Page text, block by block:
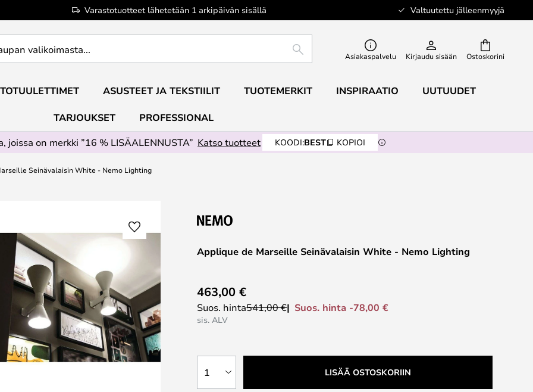
Varastotuotteet lähetetään 1 arkipäivän sisällä Valtuutettu jälleenmyyjä
Ostoskorini
ETSI Asiakaspalvelu Kirjaudu sisään
ASUSTEET JA TEKSTIILIT TUOTEMERKIT INSPIRAATIO UUTUUDET
TARJOUKSET
PROFESSIONAL
joissa on merkki ”16 % LISÄALENNUSTA” Katso tuotteet KOODI:BEST KOPIOI
Seinävalaisin White - Nemo Lighting
Applique de Marseille Seinävalaisin White - Nemo Lighting
463,00 €
Suos. hinta541,00 € Suos. hinta -78,00 €
sis. ALV
1 LISÄÄ OSTOSKORIIN